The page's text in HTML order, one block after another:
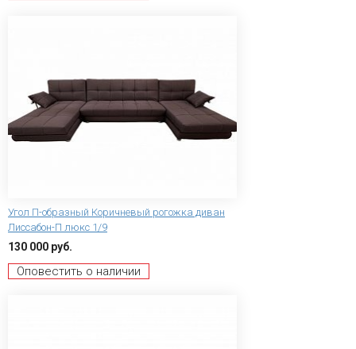
Угол П-образный Коричневый рогожка диван
Лиссабон-П люкс 1/9
130 000 руб.
Оповестить о наличии